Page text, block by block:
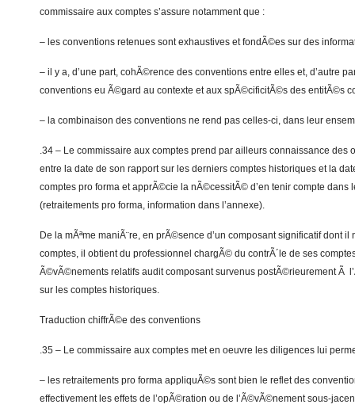
commissaire aux comptes s’assure notamment que :
– les conventions retenues sont exhaustives et fondÃ©es sur des
– il y a, d’une part, cohÃ©rence des conventions entre elles et, d’autre
conventions eu Ã©gard au contexte et aux spÃ©cificitÃ©s des entitÃ©s
– la combinaison des conventions ne rend pas celles-ci, dans leur
.34 – Le commissaire aux comptes prend par ailleurs connaissance des
entre la date de son rapport sur les derniers comptes historiques et la
comptes pro forma et apprÃ©cie la nÃ©cessitÃ© d’en tenir compte dans
(retraitements pro forma, information dans l’annexe).
De la mÃªme maniÃ¨re, en prÃ©sence d’un composant significatif dont il
comptes, il obtient du professionnel chargÃ© du contrÃ´le de ses
Ã©vÃ©nements relatifs audit composant survenus postÃ©rieurement Ã
sur les comptes historiques.
Traduction chiffrÃ©e des conventions
.35 – Le commissaire aux comptes met en oeuvre les diligences lui
– les retraitements pro forma appliquÃ©s sont bien le reflet des
effectivement les effets de l’opÃ©ration ou de l’Ã©vÃ©nement sous-